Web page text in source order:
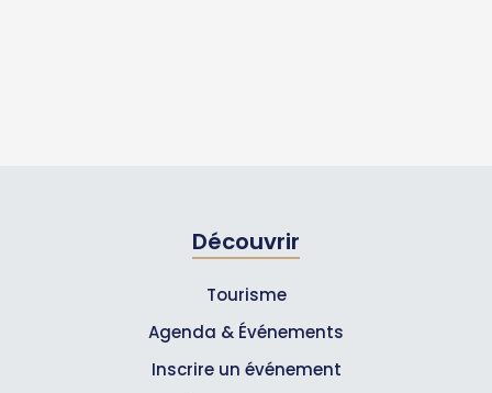
Découvrir
Tourisme
Agenda & Événements
Inscrire un événement